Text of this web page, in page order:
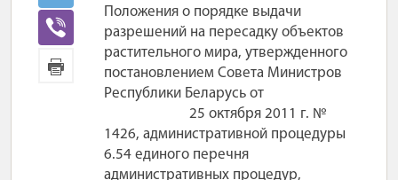
Положения о порядке выдачи
разрешений на пересадку объектов
растительного мира, утвержденного
постановлением Совета Министров
Республики Беларусь от
25 октября 2011 г. №
1426, административной процедуры
6.54 единого перечня
административных процедур,